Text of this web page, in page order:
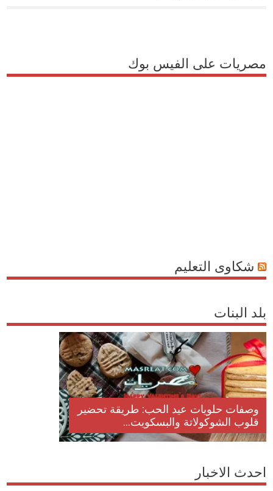
مصريات على الفيس بوك
شكاوى التعليم
بلد البنات
وصفات حلويات عيد الحب: طريقة تحضير
قلوب الشوكولاتة والبسكويت...
احدث الاخبار